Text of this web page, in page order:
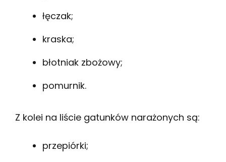
łęczak;
kraska;
błotniak zbożowy;
pomurnik.
Z kolei na liście gatunków narażonych są:
przepiórki;